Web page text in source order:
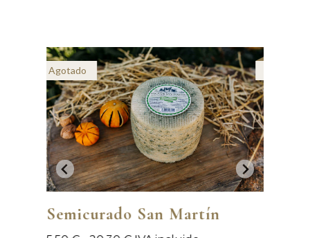
Agotado
Semicurado San Martín